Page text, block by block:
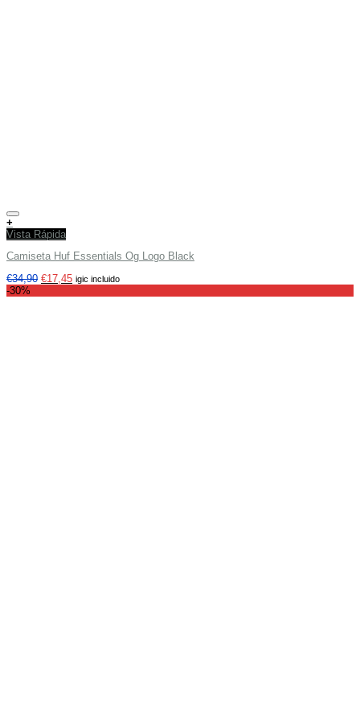
+
Vista Rápida
Camiseta Huf Essentials Og Logo Black
€34,90 €17,45 igic incluido
-30%